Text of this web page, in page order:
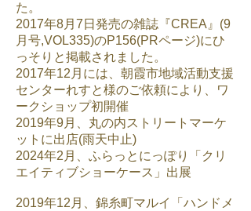
た。
2017年8月7日発売の雑誌『CREA』(9
月号,VOL335)のP156(PRページ)にひ
っそりと掲載されました。
2017年12月には、 朝霞市地域活動支援
センターれすと様のご依頼により、ワ
ークショップ初開催
2019年9月、丸の内ストリートマーケ
ットに出店(雨天中止)
2024年2月、ふらっとにっぽり「クリ
エイティブショーケース」出展
2019年12月、錦糸町マルイ「ハンドメ